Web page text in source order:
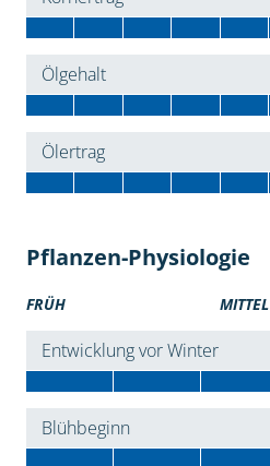
Ölgehalt
Ölertrag
Pflanzen-Physiologie
FRÜH MITTEL
Entwicklung vor Winter
Blühbeginn